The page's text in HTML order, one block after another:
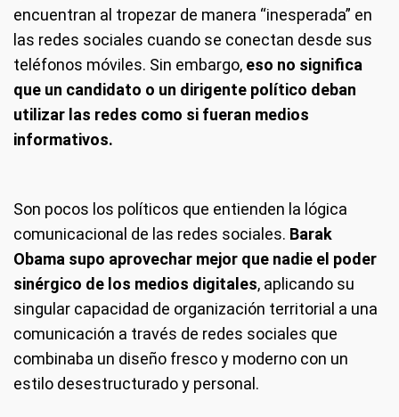
encuentran al tropezar de manera “inesperada” en
las redes sociales cuando se conectan desde sus
teléfonos móviles. Sin embargo, eso no significa
que un candidato o un dirigente político deban
utilizar las redes como si fueran medios
informativos.
Son pocos los políticos que entienden la lógica
comunicacional de las redes sociales. Barak
Obama supo aprovechar mejor que nadie el poder
sinérgico de los medios digitales, aplicando su
singular capacidad de organización territorial a una
comunicación a través de redes sociales que
combinaba un diseño fresco y moderno con un
estilo desestructurado y personal.